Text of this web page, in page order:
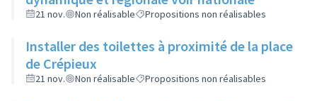
21 nov. Non réalisable Propositions non réalisables
Installer des toilettes à proximité de la place
de Crépieux
21 nov. Non réalisable Propositions non réalisables